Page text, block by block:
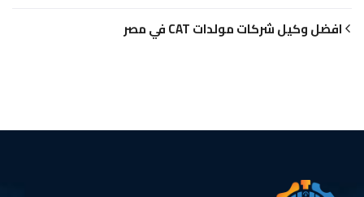
افضل وكيل شركات مولدات CAT في مصر